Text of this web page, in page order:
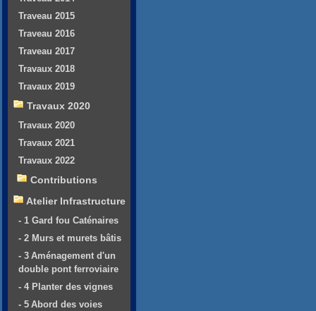
Traveau 2015
Traveau 2016
Traveau 2017
Travaux 2018
Travaux 2019
Travaux 2020
Travaux 2020
Travaux 2021
Travaux 2022
Contributions
Atelier Infrastructure
- 1 Gard fou Caténaires
- 2 Murs et murets bâtis
- 3 Aménagement d'un
double pont ferroviaire
- 4 Planter des vignes
- 5 Abord des voies